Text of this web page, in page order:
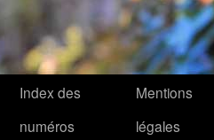
Index des
numéros
Mentions
légales